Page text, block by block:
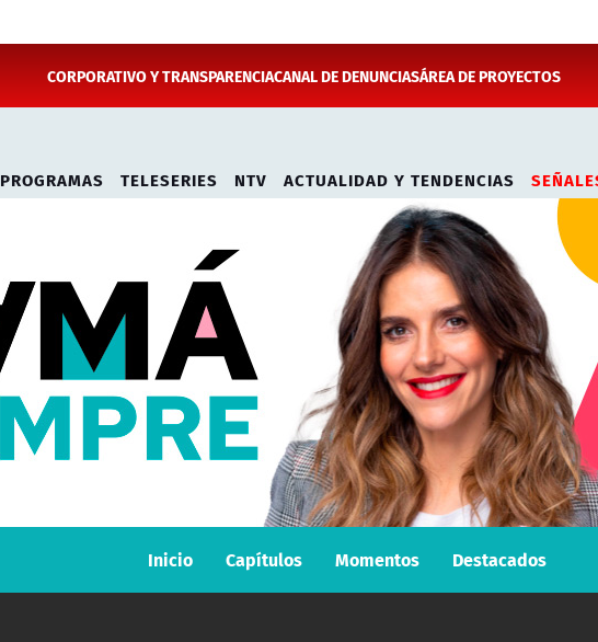
CORPORATIVO Y TRANSPARENCIACANAL DE DENUNCIASÁREA DE PROYECTOS
PROGRAMAS TELESERIES NTV ACTUALIDAD Y TENDENCIAS
Inicio Capítulos Momentos Destacados